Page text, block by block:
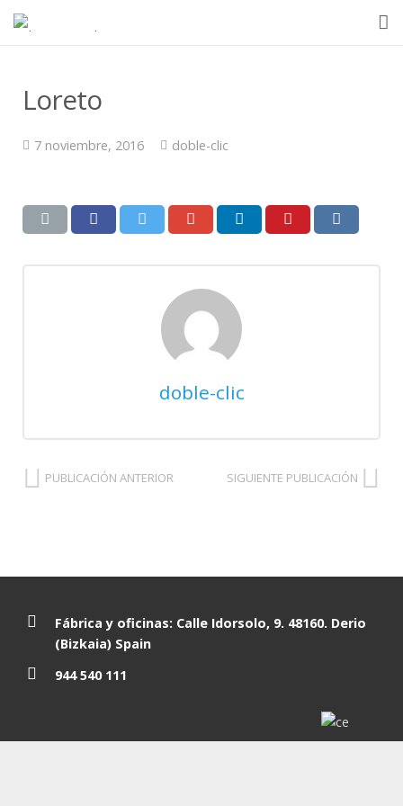
Quienes somos
Ventajas
En el mundo
Loreto
7 noviembre, 2016 doble-clic
doble-clic
PUBLICACIÓN ANTERIOR SIGUIENTE PUBLICACIÓN
Fábrica y oficinas: Calle Idorsolo, 9. 48160. Derio
(Bizkaia) Spain
944 540 111